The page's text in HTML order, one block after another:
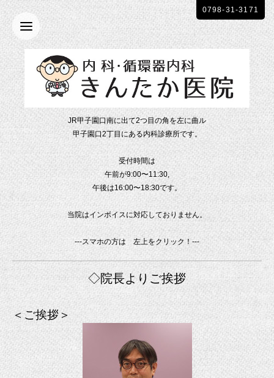
JR甲子園口南に出て2つ目の角を左に曲ル
甲子園口2丁目にある内科診療所です。
受付時間は
午前が9:00〜11:30,
午後は16:00〜18:30です。
当院はインボイスに対応しておりません。
---スマホの方は 左上をクリック！---
0798-31-3171
◇院長よりご挨拶
＜ご挨拶＞